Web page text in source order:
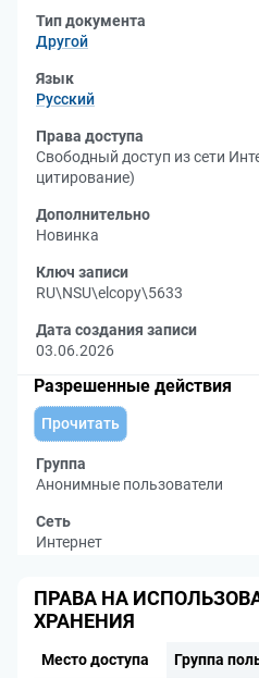
Тип документа
Другой
Язык
Русский
Права доступа
Свободный доступ из сети
цитирование)
Дополнительно
Новинка
Ключ записи
RU\NSU\elcopy\5633
Дата создания записи
03.06.2026
Разрешенные действия
Прочитать
Группа
Анонимные пользователи
Сеть
Интернет
ПРАВА НА
ХРАНЕНИЯ
Место доступа Группа